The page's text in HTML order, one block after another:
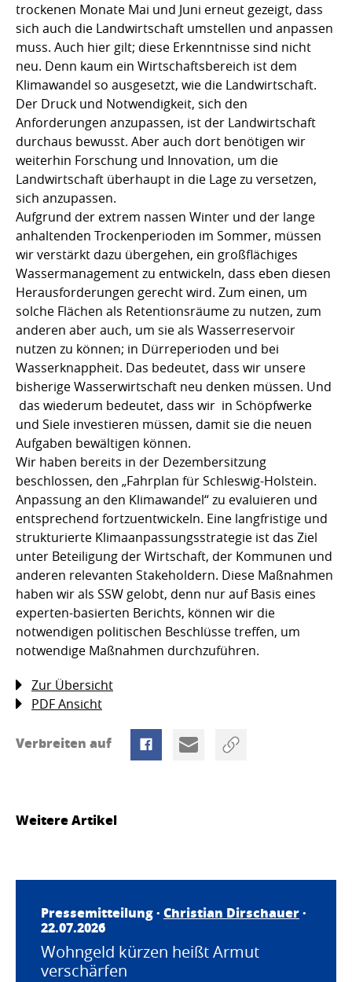
trockenen Monate Mai und Juni erneut gezeigt, dass
sich auch die Landwirtschaft umstellen und anpassen
muss. Auch hier gilt; diese Erkenntnisse sind nicht
neu. Denn kaum ein Wirtschaftsbereich ist dem
Klimawandel so ausgesetzt, wie die Landwirtschaft.
Der Druck und Notwendigkeit, sich den
Anforderungen anzupassen, ist der Landwirtschaft
durchaus bewusst. Aber auch dort benötigen wir
weiterhin Forschung und Innovation, um die
Landwirtschaft überhaupt in die Lage zu versetzen,
sich anzupassen.
Aufgrund der extrem nassen Winter und der lange
anhaltenden Trockenperioden im Sommer, müssen
wir verstärkt dazu übergehen, ein großflächiges
Wassermanagement zu entwickeln, dass eben diesen
Herausforderungen gerecht wird. Zum einen, um
solche Flächen als Retentionsräume zu nutzen, zum
anderen aber auch, um sie als Wasserreservoir
nutzen zu können; in Dürreperioden und bei
Wasserknappheit. Das bedeutet, dass wir unsere
bisherige Wasserwirtschaft neu denken müssen. Und
das wiederum bedeutet, dass wir in Schöpfwerke
und Siele investieren müssen, damit sie die neuen
Aufgaben bewältigen können.
Wir haben bereits in der Dezembersitzung
beschlossen, den „Fahrplan für Schleswig-Holstein.
Anpassung an den Klimawandel“ zu evaluieren und
entsprechend fortzuentwickeln. Eine langfristige und
strukturierte Klimaanpassungsstrategie ist das Ziel
unter Beteiligung der Wirtschaft, der Kommunen und
anderen relevanten Stakeholdern. Diese Maßnahmen
haben wir als SSW gelobt, denn nur auf Basis eines
experten-basierten Berichts, können wir die
notwendigen politischen Beschlüsse treffen, um
notwendige Maßnahmen durchzuführen.
Zur Übersicht
PDF Ansicht
Verbreiten auf
Weitere Artikel
Pressemitteilung · Christian Dirschauer·
22.07.2026
Wohngeld kürzen heißt Armut
verschärfen